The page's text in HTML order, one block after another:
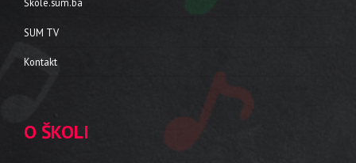
SUM TV
Kontakt
O ŠKOLI